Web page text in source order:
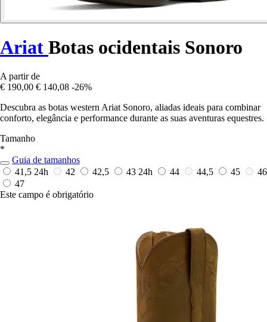
Ariat Botas ocidentais Sonoro
A partir de
€ 190,00 € 140,08 -26%
Descubra as botas western Ariat Sonoro, aliadas ideais para combinar
conforto, elegância e performance durante as suas aventuras equestres.
Tamanho
*
Guia de tamanhos
41,5 24h 42 42,5 43 24h 44 44,5 45
46
47
Este campo é obrigatório